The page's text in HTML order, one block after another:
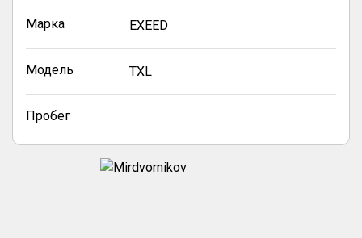
Марка EXEED
Модель TXL
Пробег